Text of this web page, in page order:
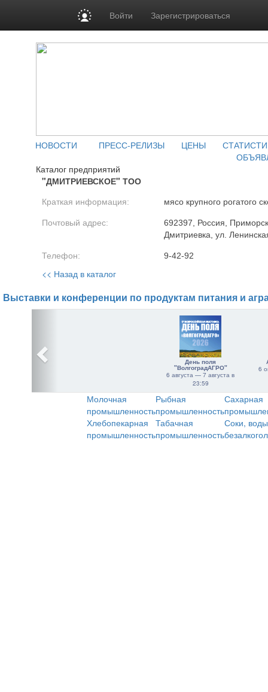
Войти Зарегистрироваться
НОВОСТИ ПРЕСС-РЕЛИЗЫ ЦЕНЫ
Каталог предприятий
"ДМИТРИЕВСКОЕ" ТОО
Краткая информация: мясо крупного рогатого
Почтовый адрес:
692397, Россия,
Дмитриевка, ул.
Телефон: 9-42-92
<< Назад в каталог
Выставки и конференции по продуктам питания и
День поля
"ВолгоградАГРО"
6 августа — 7 августа в
23:59
6
Молочная
промышленность
Рыбная
промышленность
Сахарная
Хлебопекарная
промышленность
Табачная
промышленность
Соки,